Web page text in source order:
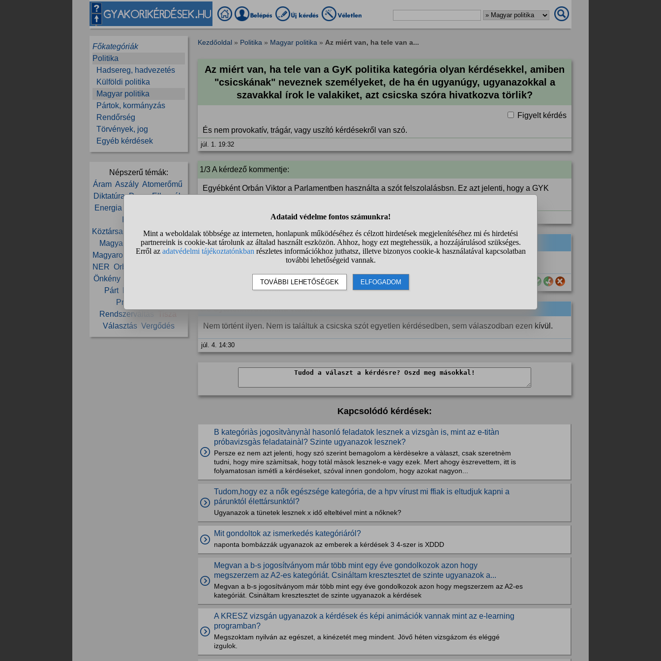
Főkategóriák
Politika
Hadsereg, hadvezetés
Külföldi politika
Magyar politika
Pártok, kormányzás
Rendőrség
Törvények, jog
Egyéb kérdések
Népszerű témák:
Áram Aszály Atomerőmű
Diktatúra Duna Ellenzék
Energia
Köztársasági elnök Maffia
Magyar
Magyar Péter
Magyarország Mi Hazánk
NER Orbán
Önkény
Párt
Propaganda
Rendszerváltás
Választás Vergődés
Kezdőoldal » Politika » Magyar politika » Az miért van, ha tele van a...
Az miért van, ha tele van a GyK politika kategória olyan kérdésekkel, amiben
"csicskának" neveznek személyeket, de ha én ugyanúgy, ugyanazokkal a
szavakkal írok le valakiket, azt csicska szóra hivatkozva törlik?
Figyelt kérdés
És nem provokatív, trágár, vagy uszító kérdésekről van szó.
júl. 1. 19:32
1/3 A kérdező kommentje:
Egyébként Orbán Viktor a Parlamentben használta a szót felszolalásbsn. Ez azt jelenti, hogy a GYK
2/3 MDaniel98 válasza:
Inkonzisztens a moderáció.
3/3Gyakorikerdesek.hu válasza:
Nem történt ilyen. Nem is találtuk a csicska szót egyetlen kérdésedben, sem válaszodban ezen kívül.
júl. 4. 14:30
Kapcsolódó kérdések:
B kategóriàs jogosìtvànynàl hasonló feladatok lesznek a vizsgàn is, mint az e-titàn
próbavizsgàs feladatainàl? Szinte ugyanazok lesznek?
Persze ez nem azt jelenti, hogy szó szerint bemagolom a kèrdèsekre a vàlaszt, csak szeretnèm
tudni, hogy mire szàmìtsak, hogy totàl màsok lesznek-e vagy ezek. Mert ahogy èszrevettem, itt is
folyamatosan ismétli a kérdéseket, szóval innen gondolom, hogy azokat nagyon...
Tudom,hogy ez a nők egészsége kategória, de a hpv vírust mi ffiak is eltudjuk kapni a
párunktól élettársunktól?
Ugyanazok a tünetek lesznek x idő elteltével mint a nőknek?
Mit gondoltok az ismerkedés kategóriáról?
naponta bombázzák ugyanazok az emberek a kérdések 3 4-szer is XDDD
Megvan a b-s jogosítványom már több mint egy éve gondolkozok azon hogy
megszerzem az A2-es kategóriát. Csináltam kresztesztet de szinte ugyanazok a...
Megvan a b-s jogosítványom már több mint egy éve gondolkozok azon hogy megszerzem az A2-es
kategóriát. Csináltam kresztesztet de szinte ugyanazok a kérdések
A KRESZ vizsgán ugyanazok a kérdések és képi animációk vannak mint az e-learning
programban?
Megszoktam nyilván az egészet, a kinézetét meg mindent. Jövő héten vizsgázom és eléggé
izgulok.